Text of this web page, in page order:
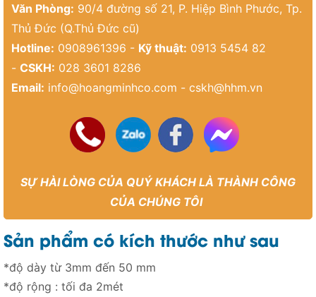
Văn Phòng: 90/4 đường số 21, P. Hiệp Bình Phước, Tp.
Thủ Đức (Q.Thủ Đức cũ)
Hotline: 0908961396 - Kỹ thuật: 0913 5454 82
- CSKH: 028 3601 8286
Email: info@hoangminhco.com - cskh@hhm.vn
SỰ HÀI LÒNG CỦA QUÝ KHÁCH LÀ THÀNH CÔNG
CỦA CHÚNG TÔI
Sản phẩm có kích thước như sau
*độ dày từ 3mm đến 50 mm
*độ rộng : tối đa 2mét